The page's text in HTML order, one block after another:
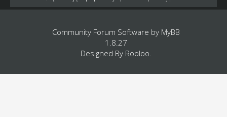
Community Forum Software by MyBB
1.8.27
Designed By Rooloo.